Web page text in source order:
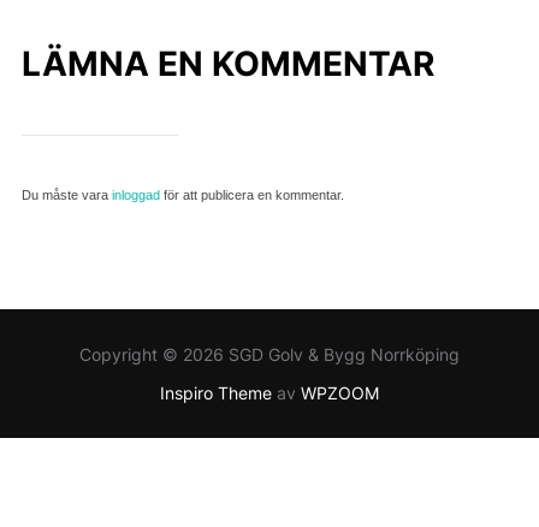
LÄMNA EN KOMMENTAR
Du måste vara inloggad för att publicera en kommentar.
Copyright © 2026 SGD Golv & Bygg Norrköping
Inspiro Theme av WPZOOM